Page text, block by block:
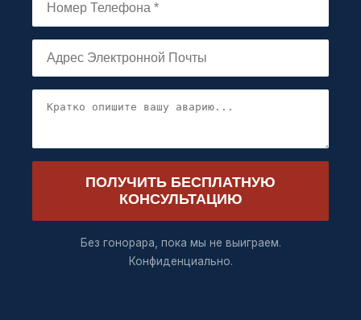
ПОЛУЧИТЬ БЕСПЛАТНУЮ
КОНСУЛЬТАЦИЮ
Без гонорара, пока мы не выиграем.
Конфиденциально.